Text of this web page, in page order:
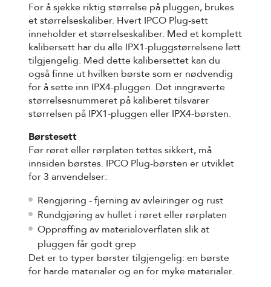
For å sjekke riktig størrelse på pluggen, brukes
et størrelseskaliber. Hvert IPCO Plug-sett
inneholder et størrelseskaliber. Med et komplett
kalibersett har du alle IPX1-pluggstørrelsene lett
tilgjengelig. Med dette kalibersettet kan du
også finne ut hvilken børste som er nødvendig
for å sette inn IPX4-pluggen. Det inngraverte
størrelsesnummeret på kaliberet tilsvarer
størrelsen på IPX1-pluggen eller IPX4-børsten.
Børstesett
Før røret eller rørplaten tettes sikkert, må
innsiden børstes. IPCO Plug-børsten er utviklet
for 3 anvendelser:
Rengjøring - fjerning av avleiringer og rust
Rundgjøring av hullet i røret eller rørplaten
Opprøffing av materialoverflaten slik at
pluggen får godt grep
Det er to typer børster tilgjengelig: en børste
for harde materialer og en for myke materialer.